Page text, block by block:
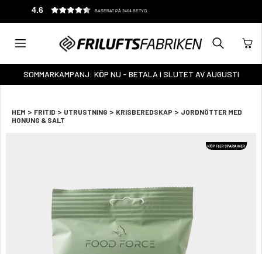
4.6 BASERAT PÅ 3464 BETYG
SOMMARKAMPANJ: KÖP NU - BETALA I SLUTET AV AUGUSTI
HEM > FRITID > UTRUSTNING > KRISBEREDSKAP > JORDNÖTTER MED
HONUNG & SALT